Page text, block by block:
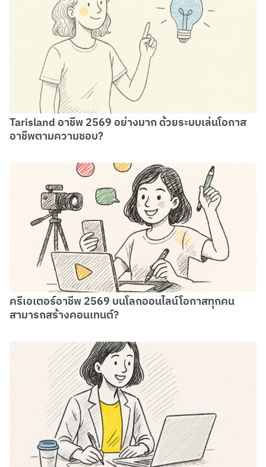
Tarisland อาชีพ 2569 อย่างมาก ด้วยระบบเล่นโอกาส
อาชีพตามความชอบ?
ครีเอเตอร์อาชีพ 2569 บนโลกออนไลน์โอกาสทุกคน
สามารถสร้างคอนเทนต์?